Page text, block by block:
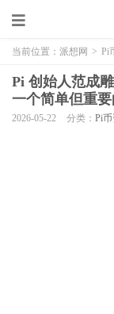
当前位置： 派想网 > Pi
Pi 创始人范成
一个简单但重
2026-05-22 分类： Pi